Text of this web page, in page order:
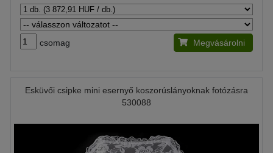
csomag Megvásárolni
Esküvői csipke mini esernyő koszorúslányoknak fotózásra
530088